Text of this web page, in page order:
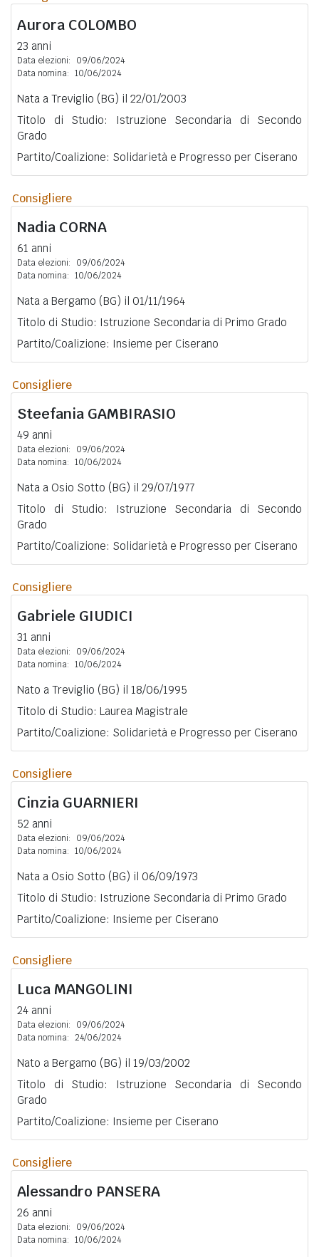
Aurora COLOMBO
23 anni
Data elezioni:
09/06/2024
Data nomina: 10/06/2024
Nata a Treviglio (BG) il 22/01/2003
Titolo di Studio: Istruzione Secondaria di Secondo
Grado
Partito/Coalizione: Solidarietà e Progresso per Ciserano
Consigliere
Nadia CORNA
61 anni
Data elezioni:
09/06/2024
Data nomina: 10/06/2024
Nata a Bergamo (BG) il 01/11/1964
Titolo di Studio: Istruzione Secondaria di Primo Grado
Partito/Coalizione: Insieme per Ciserano
Consigliere
Steefania GAMBIRASIO
49 anni
Data elezioni:
09/06/2024
Data nomina: 10/06/2024
Nata a Osio Sotto (BG) il 29/07/1977
Titolo di Studio: Istruzione Secondaria di Secondo
Grado
Partito/Coalizione: Solidarietà e Progresso per Ciserano
Consigliere
Gabriele GIUDICI
31 anni
Data elezioni:
09/06/2024
Data nomina: 10/06/2024
Nato a Treviglio (BG) il 18/06/1995
Titolo di Studio: Laurea Magistrale
Partito/Coalizione: Solidarietà e Progresso per Ciserano
Consigliere
Cinzia GUARNIERI
52 anni
Data elezioni:
09/06/2024
Data nomina: 10/06/2024
Nata a Osio Sotto (BG) il 06/09/1973
Titolo di Studio: Istruzione Secondaria di Primo Grado
Partito/Coalizione: Insieme per Ciserano
Consigliere
Luca MANGOLINI
24 anni
Data elezioni:
09/06/2024
Data nomina: 24/06/2024
Nato a Bergamo (BG) il 19/03/2002
Titolo di Studio: Istruzione Secondaria di Secondo
Grado
Partito/Coalizione: Insieme per Ciserano
Consigliere
Alessandro PANSERA
26 anni
Data elezioni:
09/06/2024
Data nomina: 10/06/2024